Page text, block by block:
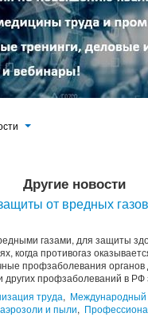
Другие новости
от вредных газов
газами, для защиты
когда противогаз
профзаболевания
других профзаболеваний в
труда,
и пыли,